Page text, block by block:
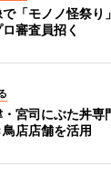
で「モノノ怪祭
審査員招く
・宮司にぶた丼
店店舗を活用